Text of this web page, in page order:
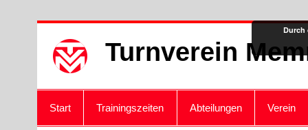
Turnverein
Start Trainingszeiten Abteilungen Verein
Durch